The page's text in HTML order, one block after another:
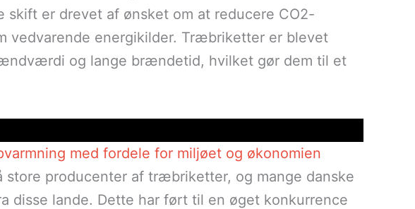
skift er drevet af ønsket om at reducere CO2-
vedvarende energikilder. Træbriketter er blevet
og lange brændetid, hvilket gør dem til et
med fordele for miljøet og økonomien
store producenter af træbriketter, og mange danske
disse lande. Dette har ført til en øget konkurrence